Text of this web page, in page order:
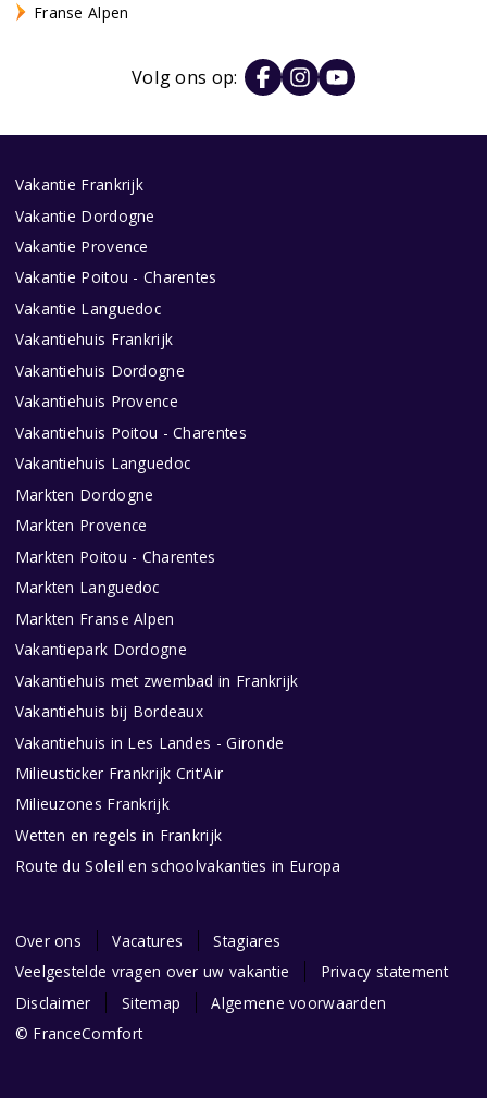
Franse Alpen
Volg ons op:
Vakantie Frankrijk
Vakantie Dordogne
Vakantie Provence
Vakantie Poitou - Charentes
Vakantie Languedoc
Vakantiehuis Frankrijk
Vakantiehuis Dordogne
Vakantiehuis Provence
Vakantiehuis Poitou - Charentes
Vakantiehuis Languedoc
Markten Dordogne
Markten Provence
Markten Poitou - Charentes
Markten Languedoc
Markten Franse Alpen
Vakantiepark Dordogne
Vakantiehuis met zwembad in Frankrijk
Vakantiehuis bij Bordeaux
Vakantiehuis in Les Landes - Gironde
Milieusticker Frankrijk Crit'Air
Milieuzones Frankrijk
Wetten en regels in Frankrijk
Route du Soleil en schoolvakanties in Europa
Over ons Vacatures
Stagiares
Veelgestelde vragen over uw vakantie
Privacy statement
Disclaimer
Sitemap
Algemene voorwaarden
© FranceComfort